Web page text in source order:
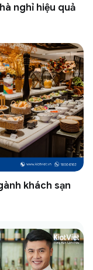
nghỉ hiệu quả
khách sạn